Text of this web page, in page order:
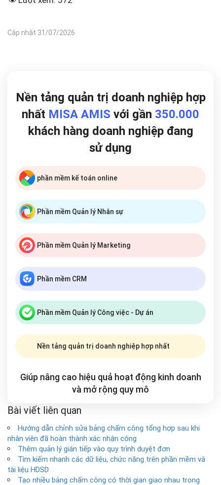
Cập nhật 31/07/2026
Nền tảng quản trị doanh nghiệp hợp
nhất MISA AMIS với gần 350.000
khách hàng doanh nghiệp đang
sử dụng
phần mềm kế toán online
Phần mềm Quản lý Nhân sự
Phần mềm Quản lý Marketing
Phần mềm CRM
Phần mềm Quản lý Công việc - Dự án
Nền tảng quản trị doanh nghiệp hợp nhất
Giúp nâng cao hiệu quả hoạt động kinh doanh
và mở rộng quy mô
Bài viết liên quan
Hướng dẫn chỉnh sửa bảng chấm công tổng hợp sau khi
nhân viên đã hoàn thành xác nhận công
Thêm quản lý gián tiếp vào quy trình duyệt đơn
Tìm kiếm nhanh các dữ liệu, chức năng trên phần mềm và
tài liệu HDSD
Tạo nhiều bảng chấm công có thời gian giao nhau trong